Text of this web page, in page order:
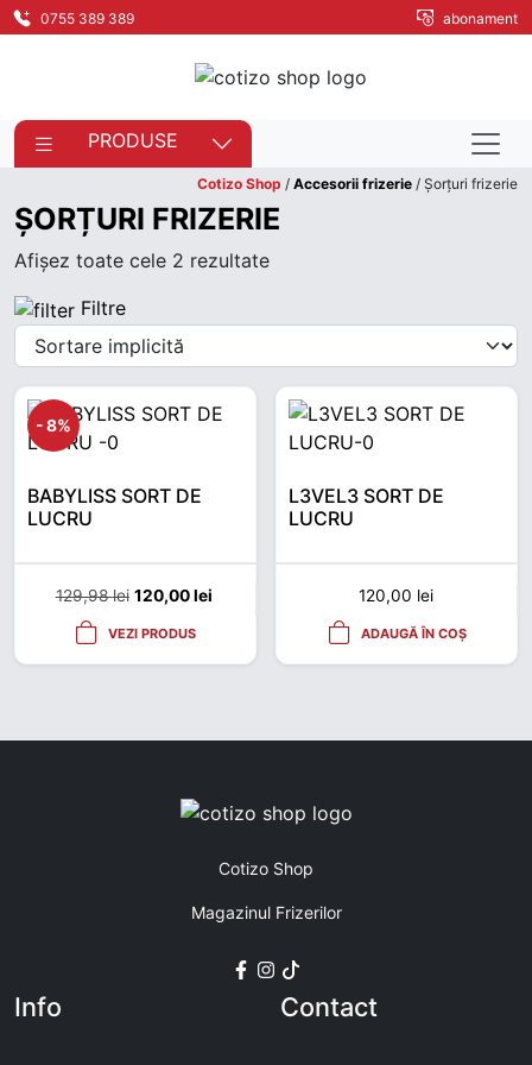
0755 389 389 abonament
PRODUSE
Cotizo Shop / Accesorii frizerie / Șorțuri frizerie
ȘORȚURI FRIZERIE
Afișez toate cele 2 rezultate
Filtre
- 8%
BABYLISS SORT DE
LUCRU
129,98lei Prețul inițial a fost: 129,98 lei.
120,00leiPrețul curent este: 120,00 lei.
VEZI PRODUS
L3VEL3 SORT DE
LUCRU
120,00 lei
ADAUGĂ ÎN COȘ
Cotizo Shop
Magazinul Frizerilor
Info Contact